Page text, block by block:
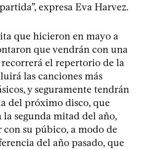
expresa Eva Harvez.
que hicieron en mayo a
que vendrán con una
el repertorio de la
las canciones más
y seguramente tendrán
del próximo disco, que
la segunda mitad del año,
su púbico, a modo de
del año pasado, que